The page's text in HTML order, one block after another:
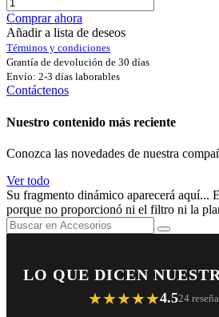
Comprar ahora
Añadir a lista de deseos
Términos y condiciones
Grantía de devolución de 30 días
Envío: 2-3 días laborables
Contáctenos
Nuestro contenido más reciente
Conozca las novedades de nuestra
Ver todo
Su fragmento dinámico aparecerá aquí...
porque no proporcionó ni el filtro ni la
LO QUE DICEN
★★★★★4.524